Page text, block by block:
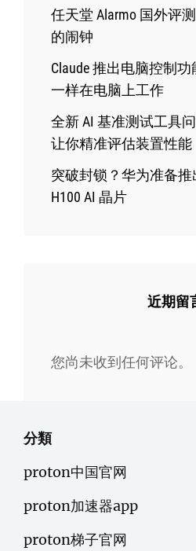
任天堂 Alarmo 国外评
的闹钟
Claude 推出电脑控制
一样在电脑上工作
全新 AI 基准测试工具问
让你精准评估装置性能
突破封锁？华为准备推
H100 AI 晶片
近期留
您尚未收到任何评论。
分類
proton中国官网
proton加速器app
proton梯子官网